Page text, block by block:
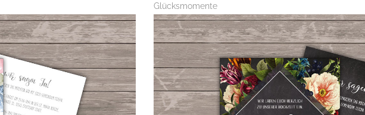
Glücksmomente